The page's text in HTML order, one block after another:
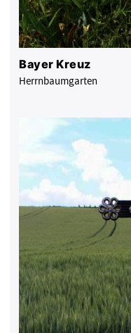
Bayer Kreuz
Herrnbaumgarten